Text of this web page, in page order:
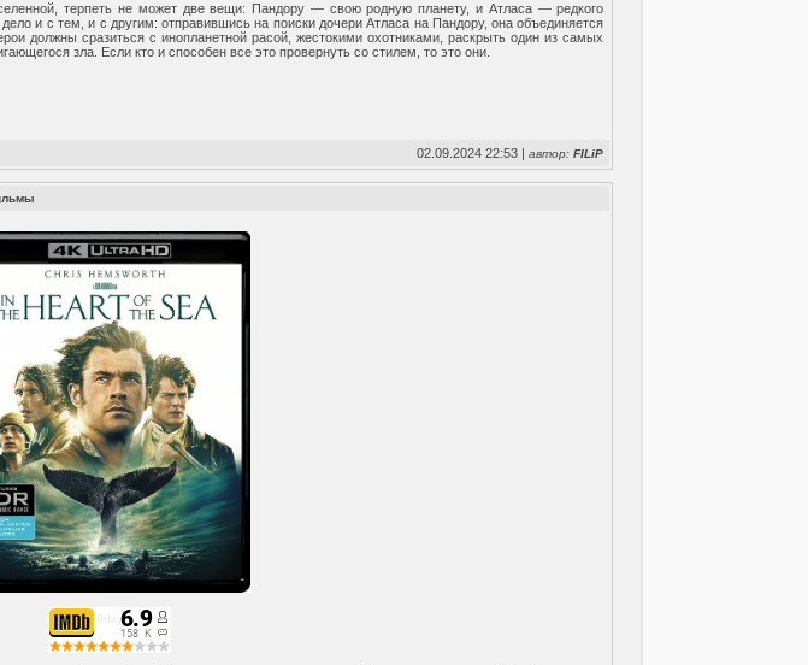
терпеть не может две вещи: Пандору — свою родную планету, и Атласа — редкого
и с тем, и с другим: отправившись на поиски дочери Атласа на Пандору, она объединяется
должны сразиться с инопланетной расой, жестокими охотниками, раскрыть один из самых
зла. Если кто и способен все это провернуть со стилем, то это они.
02.09.2024 22:53 |автор:FILiP